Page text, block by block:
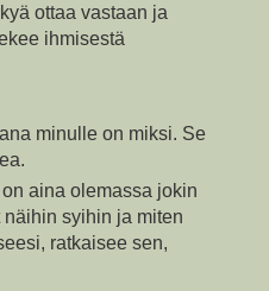
ottaa vastaan ja
ihmisestä
minulle on miksi. Se
aina olemassa jokin
syihin ja miten
ratkaisee sen,